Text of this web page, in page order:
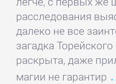
расследования
далеко не все
загадка
раскрыта, даже
магии не гарантир
Зарубежные
любовные
романы